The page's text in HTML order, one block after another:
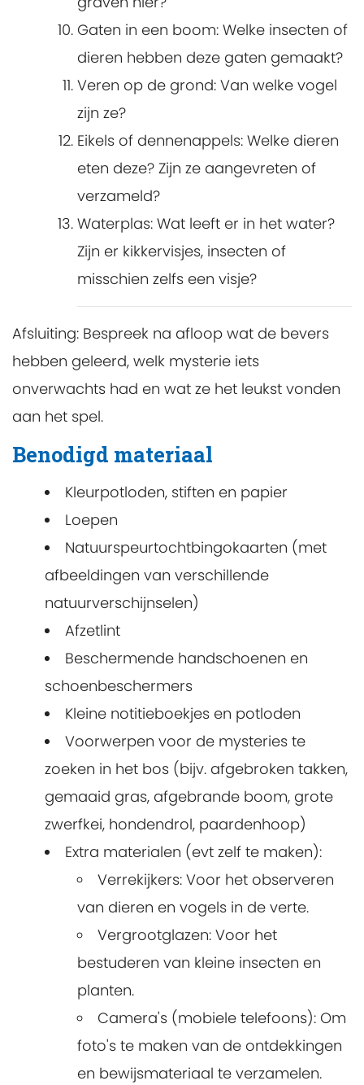
Gaten in een boom: Welke insecten of
dieren hebben deze gaten gemaakt?
Veren op de grond: Van welke vogel
zijn ze?
Eikels of dennenappels: Welke dieren
eten deze? Zijn ze aangevreten of
verzameld?
Waterplas: Wat leeft er in het water?
Zijn er kikkervisjes, insecten of
misschien zelfs een visje?
Afsluiting: Bespreek na afloop wat de bevers
hebben geleerd, welk mysterie iets
onverwachts had en wat ze het leukst vonden
aan het spel.
Benodigd materiaal
Kleurpotloden, stiften en papier
Loepen
Natuurspeurtochtbingokaarten (met
afbeeldingen van verschillende
natuurverschijnselen)
Afzetlint
Beschermende handschoenen en
schoenbeschermers
Kleine notitieboekjes en potloden
Voorwerpen voor de mysteries te
zoeken in het bos (bijv. afgebroken takken,
gemaaid gras, afgebrande boom, grote
zwerfkei, hondendrol, paardenhoop)
Extra materialen (evt zelf te maken):
Verrekijkers: Voor het observeren
van dieren en vogels in de verte.
Vergrootglazen: Voor het
bestuderen van kleine insecten en
planten.
Camera's (mobiele telefoons): Om
foto's te maken van de ontdekkingen
en bewijsmateriaal te verzamelen.